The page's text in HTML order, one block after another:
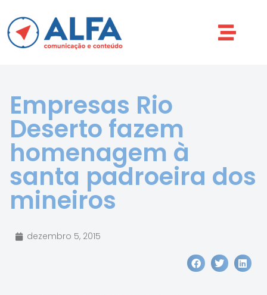
Empresas Rio
Deserto fazem
homenagem à
santa padroeira dos
mineiros
dezembro 5, 2015